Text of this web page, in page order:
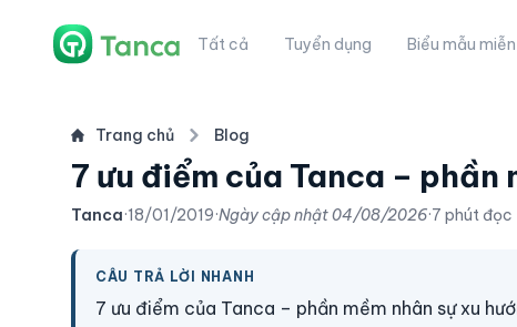
Tất cả Tuyển dụng Biểu mẫu
Trang chủ Blog
7 ưu điểm của Tanca – phần
Tanca·18/01/2019·Ngày cập nhật04/08/2026·7 phút đọc
CÂU TRẢ LỜI NHANH
7 ưu điểm của Tanca – phần mềm nhân sự xu